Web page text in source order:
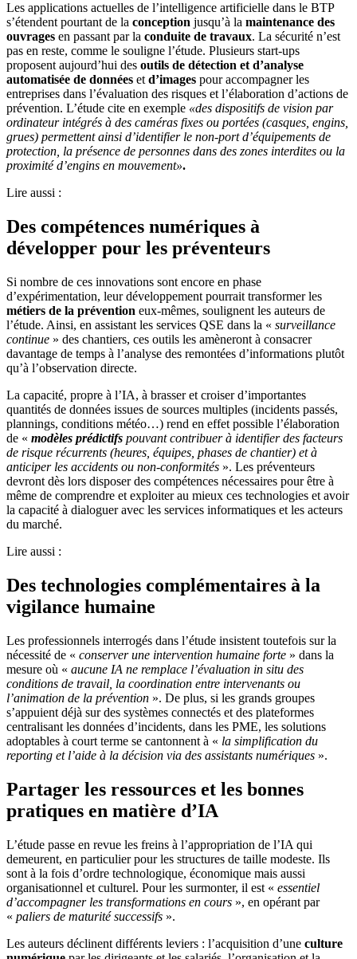
Les applications actuelles de l’intelligence artificielle dans le BTP
s’étendent pourtant de la conception jusqu’à la maintenance des
ouvrages en passant par la conduite de travaux. La sécurité n’est
pas en reste, comme le souligne l’étude. Plusieurs start-ups
proposent aujourd’hui des outils de détection et d’analyse
automatisée de données et d’images pour accompagner les
entreprises dans l’évaluation des risques et l’élaboration d’actions de
prévention. L’étude cite en exemple «des dispositifs de vision par
ordinateur intégrés à des caméras fixes ou portées (casques, engins,
grues) permettent ainsi d’identifier le non-port d’équipements de
protection, la présence de personnes dans des zones interdites ou la
proximité d’engins en mouvement».
Lire aussi :
Des compétences numériques à
développer pour les préventeurs
Si nombre de ces innovations sont encore en phase
d’expérimentation, leur développement pourrait transformer les
métiers de la prévention eux-mêmes, soulignent les auteurs de
l’étude. Ainsi, en assistant les services QSE dans la « surveillance
continue » des chantiers, ces outils les amèneront à consacrer
davantage de temps à l’analyse des remontées d’informations plutôt
qu’à l’observation directe.
La capacité, propre à l’IA, à brasser et croiser d’importantes
quantités de données issues de sources multiples (incidents passés,
plannings, conditions météo…) rend en effet possible l’élaboration
de « modèles prédictifs pouvant contribuer à identifier des facteurs
de risque récurrents (heures, équipes, phases de chantier) et à
anticiper les accidents ou non-conformités ». Les préventeurs
devront dès lors disposer des compétences nécessaires pour être à
même de comprendre et exploiter au mieux ces technologies et avoir
la capacité à dialoguer avec les services informatiques et les acteurs
du marché.
Lire aussi :
Des technologies complémentaires à la
vigilance humaine
Les professionnels interrogés dans l’étude insistent toutefois sur la
nécessité de « conserver une intervention humaine forte » dans la
mesure où « aucune IA ne remplace l’évaluation in situ des
conditions de travail, la coordination entre intervenants ou
l’animation de la prévention ». De plus, si les grands groupes
s’appuient déjà sur des systèmes connectés et des plateformes
centralisant les données d’incidents, dans les PME, les solutions
adoptables à court terme se cantonnent à « la simplification du
reporting et l’aide à la décision via des assistants numériques ».
Partager les ressources et les bonnes
pratiques en matière d’IA
L’étude passe en revue les freins à l’appropriation de l’IA qui
demeurent, en particulier pour les structures de taille modeste. Ils
sont à la fois d’ordre technologique, économique mais aussi
organisationnel et culturel. Pour les surmonter, il est « essentiel
d’accompagner les transformations en cours », en opérant par
« paliers de maturité successifs ».
Les auteurs déclinent différents leviers : l’acquisition d’une culture